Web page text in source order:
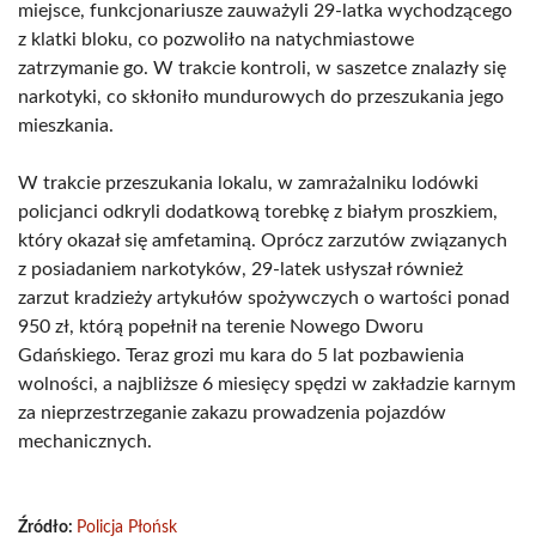
miejsce, funkcjonariusze zauważyli 29-latka wychodzącego
z klatki bloku, co pozwoliło na natychmiastowe
zatrzymanie go. W trakcie kontroli, w saszetce znalazły się
narkotyki, co skłoniło mundurowych do przeszukania jego
mieszkania.
W trakcie przeszukania lokalu, w zamrażalniku lodówki
policjanci odkryli dodatkową torebkę z białym proszkiem,
który okazał się amfetaminą. Oprócz zarzutów związanych
z posiadaniem narkotyków, 29-latek usłyszał również
zarzut kradzieży artykułów spożywczych o wartości ponad
950 zł, którą popełnił na terenie Nowego Dworu
Gdańskiego. Teraz grozi mu kara do 5 lat pozbawienia
wolności, a najbliższe 6 miesięcy spędzi w zakładzie karnym
za nieprzestrzeganie zakazu prowadzenia pojazdów
mechanicznych.
Źródło: Policja Płońsk